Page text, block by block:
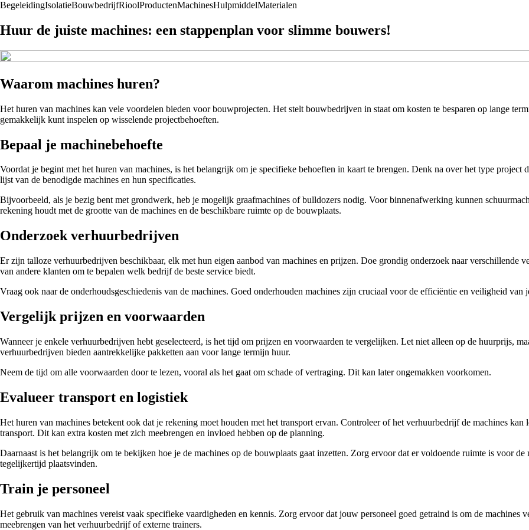
BegeleidingIsolatieBouwbedrijfRioolProductenMachinesHulpmiddelMaterialen
Huur de juiste machines: een stappenplan voor slimme bouwers!
Waarom machines huren?
Het huren van machines kan vele voordelen bieden voor bouwprojecten. Het stelt bouwbedrijven in staat om kosten te besparen op lange
gemakkelijk kunt inspelen op wisselende projectbehoeften.
Bepaal je machinebehoefte
Voordat je begint met het huren van machines, is het belangrijk om je specifieke behoeften in kaart te brengen. Denk na over het type
lijst van de benodigde machines en hun specificaties.
Bijvoorbeeld, als je bezig bent met grondwerk, heb je mogelijk graafmachines of bulldozers nodig. Voor binnenafwerking kunnen
rekening houdt met de grootte van de machines en de beschikbare ruimte op de bouwplaats.
Onderzoek verhuurbedrijven
Er zijn talloze verhuurbedrijven beschikbaar, elk met hun eigen aanbod van machines en prijzen. Doe grondig onderzoek naar
van andere klanten om te bepalen welk bedrijf de beste service biedt.
Vraag ook naar de onderhoudsgeschiedenis van de machines. Goed onderhouden machines zijn cruciaal voor de efficiëntie en veiligheid van
Vergelijk prijzen en voorwaarden
Wanneer je enkele verhuurbedrijven hebt geselecteerd, is het tijd om prijzen en voorwaarden te vergelijken. Let niet alleen op de huurprijs,
verhuurbedrijven bieden aantrekkelijke pakketten aan voor lange termijn huur.
Neem de tijd om alle voorwaarden door te lezen, vooral als het gaat om schade of vertraging. Dit kan later ongemakken voorkomen.
Evalueer transport en logistiek
Het huren van machines betekent ook dat je rekening moet houden met het transport ervan. Controleer of het verhuurbedrijf de machines
transport. Dit kan extra kosten met zich meebrengen en invloed hebben op de planning.
Daarnaast is het belangrijk om te bekijken hoe je de machines op de bouwplaats gaat inzetten. Zorg ervoor dat er voldoende ruimte is voor
tegelijkertijd plaatsvinden.
Train je personeel
Het gebruik van machines vereist vaak specifieke vaardigheden en kennis. Zorg ervoor dat jouw personeel goed getraind is om de
meebrengen van het verhuurbedrijf of externe trainers.